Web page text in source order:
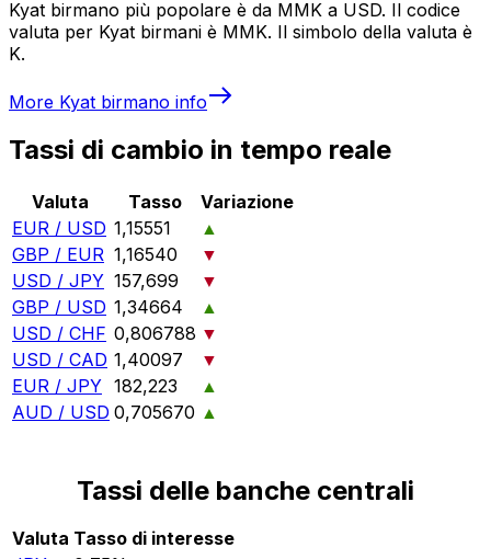
Kyat birmano più popolare è da MMK a USD. Il codice
valuta per Kyat birmani è MMK. Il simbolo della valuta è
K.
More Kyat birmano info
Tassi di cambio in tempo reale
Valuta Tasso
Variazione
EUR / USD 1,15551
▲
GBP / EUR 1,16540
▼
USD / JPY 157,699
▼
GBP / USD 1,34664
▲
USD / CHF 0,806788 ▼
USD / CAD 1,40097
▼
EUR / JPY 182,223
▲
AUD / USD 0,705670 ▲
Tassi delle banche centrali
Valuta Tasso di interesse